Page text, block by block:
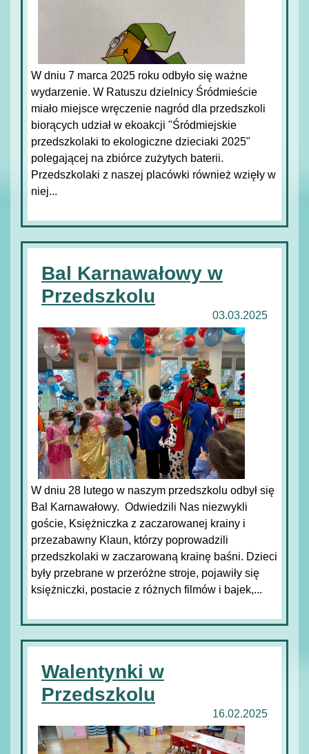
W dniu 7 marca 2025 roku odbyło się ważne
wydarzenie. W Ratuszu dzielnicy Śródmieście
miało miejsce wręczenie nagród dla przedszkoli
biorących udział w ekoakcji "Śródmiejskie
przedszkolaki to ekologiczne dzieciaki 2025"
polegającej na zbiórce zużytych baterii.
Przedszkolaki z naszej placówki również wzięły w
niej...
Bal Karnawałowy w
Przedszkolu
03.03.2025
W dniu 28 lutego w naszym przedszkolu odbył się
Bal Karnawałowy. Odwiedzili Nas niezwykli
goście, Księżniczka z zaczarowanej krainy i
przezabawny Klaun, którzy poprowadzili
przedszkolaki w zaczarowaną krainę baśni. Dzieci
były przebrane w przeróżne stroje, pojawiły się
księżniczki, postacie z różnych filmów i bajek,...
Walentynki w
Przedszkolu
16.02.2025